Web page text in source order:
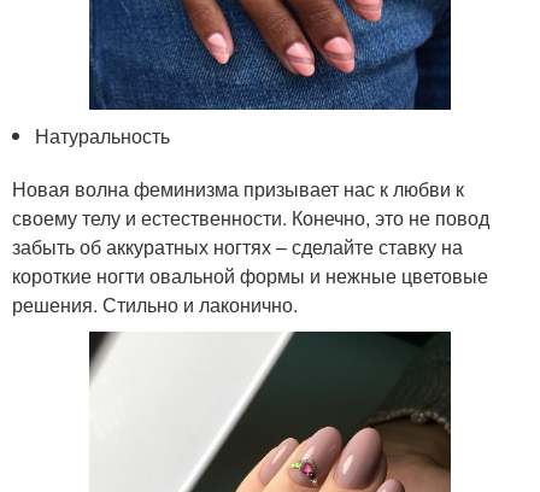
Натуральность
Новая волна феминизма призывает нас к любви к
своему телу и естественности. Конечно, это не повод
забыть об аккуратных ногтях – сделайте ставку на
короткие ногти овальной формы и нежные цветовые
решения. Стильно и лаконично.